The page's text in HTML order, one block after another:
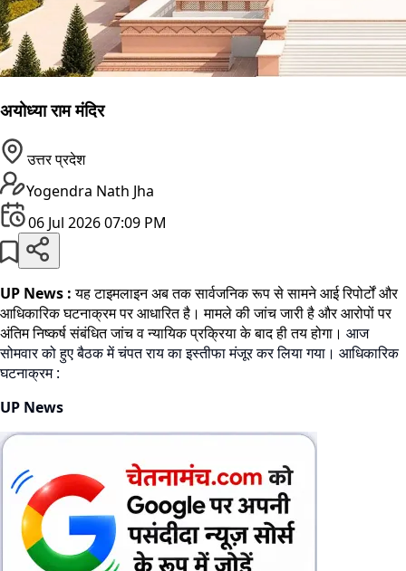
अयोध्या राम मंदिर
उत्तर प्रदेश
Yogendra Nath Jha
06 Jul 2026 07:09 PM
UP News :यह टाइमलाइन अब तक सार्वजनिक रूप से सामने आई रिपोर्टों और
आधिकारिक घटनाक्रम पर आधारित है। मामले की जांच जारी है और आरोपों पर
अंतिम निष्कर्ष संबंधित जांच व न्यायिक प्रक्रिया के बाद ही तय होगा। आज
सोमवार को हुए बैठक में चंपत राय का इस्तीफा मंजूर कर लिया गया। आधिकारिक
घटनाक्रम :
UP News